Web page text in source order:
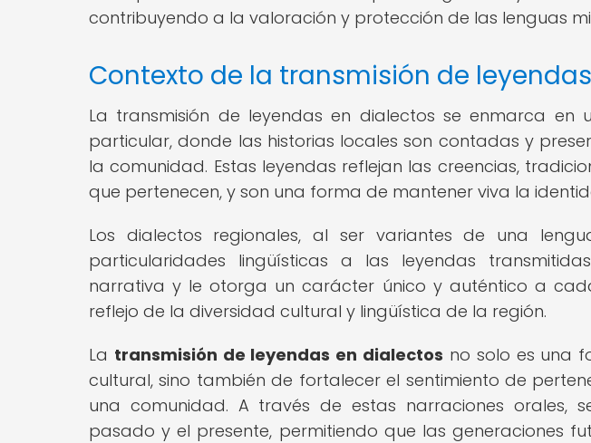
contribuyendo a la valoración y protección de las lenguas
Contexto de la transmisión de
La transmisión de leyendas en dialectos se enmarca en
particular, donde las historias locales son contadas y
la comunidad. Estas leyendas reflejan las creencias,
que pertenecen, y son una forma de mantener viva la
Los dialectos regionales, al ser variantes de una
particularidades lingüísticas a las leyendas
narrativa y le otorga un carácter único y auténtico a
reflejo de la diversidad cultural y lingüística de la región.
La transmisión de leyendas en dialectos no solo es una
cultural, sino también de fortalecer el sentimiento de
una comunidad. A través de estas narraciones orales,
pasado y el presente, permitiendo que las generaciones